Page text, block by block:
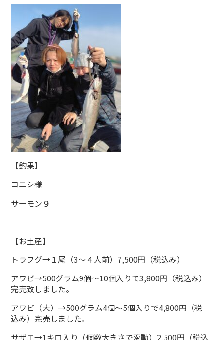
【釣果】
コニシ様
サーモン９
【お土産】
トラフグ→１尾（3～４人前）7,500円（税込み）
アワビ→500グラム9個～10個入りで3,800円（税込み）
完売致しました。
アワビ（大）→500グラム4個～5個入りで4,800円（税
込み）完売しました。
サザエ→1キロ入り（個数大きさで変動）2,500円（税込